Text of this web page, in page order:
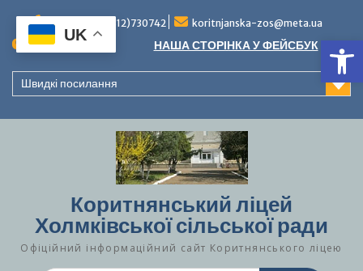
вмісту
Тел./факс (0312)730742 koritnjanska-zos@meta.ua
Повідомлення: НАША СТОРІНКА У ФЕЙСБУК
Швидкі посилання
Коритнянський ліцей
Холмківської сільської ради
Офіційний інформаційний сайт Коритнянського ліцею
UK